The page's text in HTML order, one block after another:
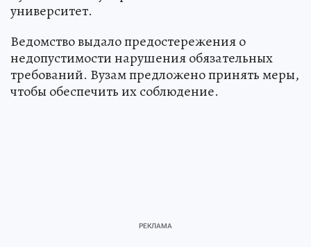
университет.
Ведомство выдало предостережения о
недопустимости нарушения обязательных
требований. Вузам предложено принять меры,
чтобы обеспечить их соблюдение.